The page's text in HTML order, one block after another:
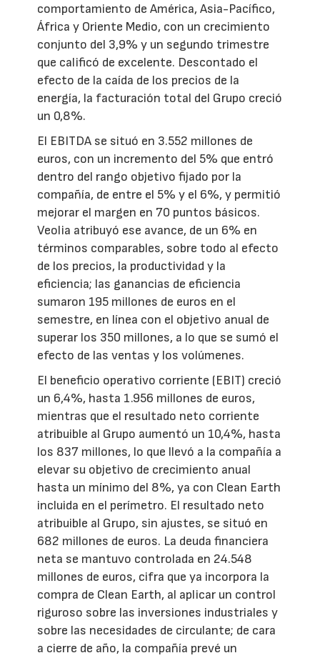
comportamiento de América, Asia-Pacífico,
África y Oriente Medio, con un crecimiento
conjunto del 3,9% y un segundo trimestre
que calificó de excelente. Descontado el
efecto de la caída de los precios de la
energía, la facturación total del Grupo creció
un 0,8%.
El EBITDA se situó en 3.552 millones de
euros, con un incremento del 5% que entró
dentro del rango objetivo fijado por la
compañía, de entre el 5% y el 6%, y permitió
mejorar el margen en 70 puntos básicos.
Veolia atribuyó ese avance, de un 6% en
términos comparables, sobre todo al efecto
de los precios, la productividad y la
eficiencia; las ganancias de eficiencia
sumaron 195 millones de euros en el
semestre, en línea con el objetivo anual de
superar los 350 millones, a lo que se sumó el
efecto de las ventas y los volúmenes.
El beneficio operativo corriente (EBIT) creció
un 6,4%, hasta 1.956 millones de euros,
mientras que el resultado neto corriente
atribuible al Grupo aumentó un 10,4%, hasta
los 837 millones, lo que llevó a la compañía a
elevar su objetivo de crecimiento anual
hasta un mínimo del 8%, ya con Clean Earth
incluida en el perímetro. El resultado neto
atribuible al Grupo, sin ajustes, se situó en
682 millones de euros. La deuda financiera
neta se mantuvo controlada en 24.548
millones de euros, cifra que ya incorpora la
compra de Clean Earth, al aplicar un control
riguroso sobre las inversiones industriales y
sobre las necesidades de circulante; de cara
a cierre de año, la compañía prevé un